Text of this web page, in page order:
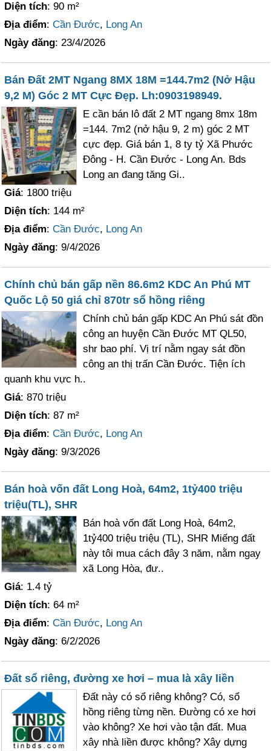
Diện tích: 90 m²
Địa điểm:Cần Đước, Long An
Ngày đăng: 23/4/2026
Bán Đất 2MT Ngang 8MX 18M =144.7m2 (Nở Hậu
9,2 M) Góc 2 MT Cực Đẹp. Lh:0903198949.
E cần bán lô đất 2 MT ngang 8mx 18m
=144. 7m2 (nở hậu 9, 2 m) góc 2 MT
cực đẹp. Giá bán 1, 8 ty tỷ Xã Phước
Đông - H. Cần Đước - Long An. Bds
Long an đang tăng Gi..
Giá: 1800 triệu
Diện tích: 144 m²
Địa điểm:Cần Đước, Long An
Ngày đăng: 9/4/2026
Chính chủ bán gấp nền 86.6m2 KDC An Phú MT
Quốc Lộ 50 giá chỉ 870tr sổ hồng riêng
Chính chủ bán gấp KDC An Phú sát đồn
công an huyện Cần Đước MT QL50,
shr bao phí. Vị trí nằm ngay sát đồn
công an thị trấn Cần Đước. Tiện ích
quanh khu vực h..
Giá: 870 triệu
Diện tích: 87 m²
Địa điểm:Cần Đước, Long An
Ngày đăng: 9/3/2026
Bán hoà vốn đất Long Hoà, 64m2, 1tỷ400 triệu
triệu(TL), SHR
Bán hoà vốn đất Long Hoà, 64m2,
1tỷ400 triệu triệu (TL), SHR Miếng đất
này tôi mua cách đây 3 năm, nằm ngay
xã Long Hòa, đư..
Giá: 1.4 tỷ
Diện tích: 64 m²
Địa điểm:Cần Đước, Long An
Ngày đăng: 6/2/2026
Đất sổ riêng, đường xe hơi – mua là xây liền
Đất này có sổ riêng không? Có, sổ
hồng riêng từng nền. Đường có xe hơi
vào không? Xe hơi vào tận đất. Mua
xây nhà liền được không? Xây dựng